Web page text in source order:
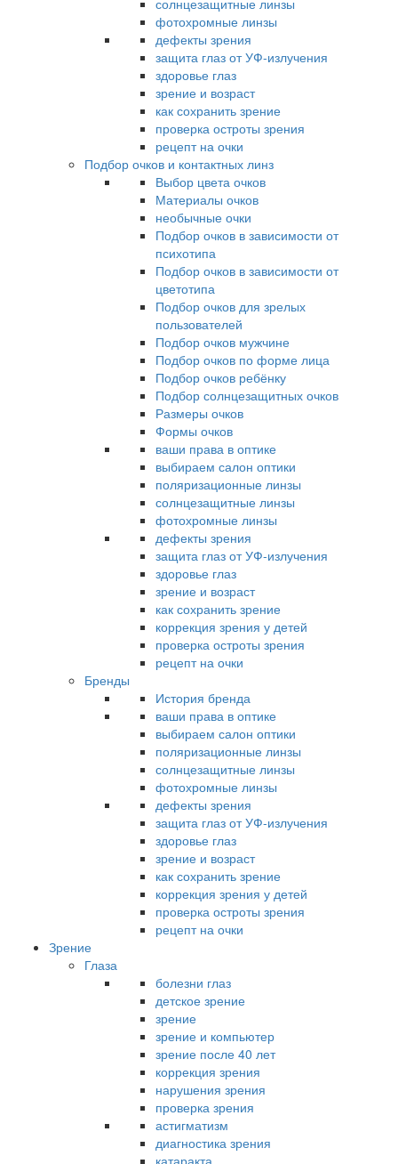
солнцезащитные линзы
фотохромные линзы
дефекты зрения
защита глаз от УФ-излучения
здоровье глаз
зрение и возраст
как сохранить зрение
проверка остроты зрения
рецепт на очки
Подбор очков и контактных линз
Выбор цвета очков
Материалы очков
необычные очки
Подбор очков в зависимости от
психотипа
Подбор очков в зависимости от
цветотипа
Подбор очков для зрелых
пользователей
Подбор очков мужчине
Подбор очков по форме лица
Подбор очков ребёнку
Подбор солнцезащитных очков
Размеры очков
Формы очков
ваши права в оптике
выбираем салон оптики
поляризационные линзы
солнцезащитные линзы
фотохромные линзы
дефекты зрения
защита глаз от УФ-излучения
здоровье глаз
зрение и возраст
как сохранить зрение
коррекция зрения у детей
проверка остроты зрения
рецепт на очки
Бренды
История бренда
ваши права в оптике
выбираем салон оптики
поляризационные линзы
солнцезащитные линзы
фотохромные линзы
дефекты зрения
защита глаз от УФ-излучения
здоровье глаз
зрение и возраст
как сохранить зрение
коррекция зрения у детей
проверка остроты зрения
рецепт на очки
Зрение
Глаза
болезни глаз
детское зрение
зрение
зрение и компьютер
зрение после 40 лет
коррекция зрения
нарушения зрения
проверка зрения
астигматизм
диагностика зрения